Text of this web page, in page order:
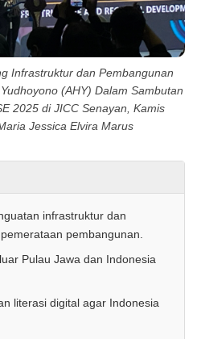
Infrastruktur dan Pembangunan
(AHY) Dalam Sambutan
2025 di JICC Senayan, Kamis
Jessica Elvira Marus
infrastruktur dan
pembangunan.
Pulau Jawa dan Indonesia
literasi digital agar Indonesia